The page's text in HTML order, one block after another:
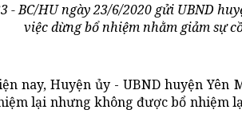
- BC/HU ngày 23/6/2020 gửi UBND
việc dừng bổ nhiệm nhằm giảm sự
nay, Huyện ủy - UBND huyện Yên
lại nhưng không được bổ nhiệm